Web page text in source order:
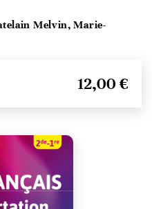
Melvin, Marie-
12,00 €